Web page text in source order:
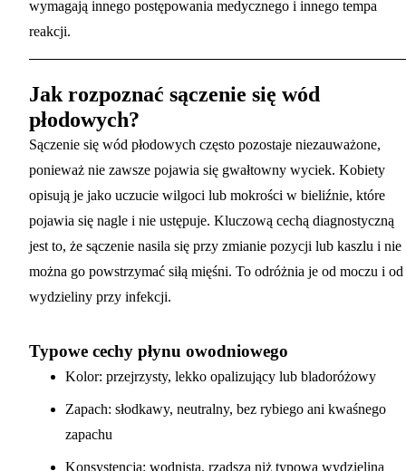
wymagają innego postępowania medycznego i innego tempa
reakcji.
Jak rozpoznać sączenie się wód
płodowych?
Sączenie się wód płodowych często pozostaje niezauważone,
ponieważ nie zawsze pojawia się gwałtowny wyciek. Kobiety
opisują je jako uczucie wilgoci lub mokrości w bieliźnie, które
pojawia się nagle i nie ustępuje. Kluczową cechą diagnostyczną
jest to, że sączenie nasila się przy zmianie pozycji lub kaszlu i nie
można go powstrzymać siłą mięśni. To odróżnia je od moczu i od
wydzieliny przy infekcji.
Typowe cechy płynu owodniowego
Kolor: przejrzysty, lekko opalizujący lub bladoróżowy
Zapach: słodkawy, neutralny, bez rybiego ani kwaśnego
zapachu
Konsystencja: wodnista, rzadsza niż typowa wydzielina